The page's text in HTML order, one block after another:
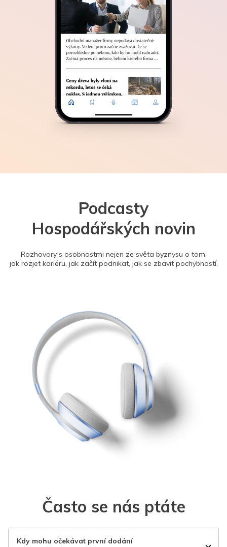
Podcasty
Hospodářských novin
Rozhovory s osobnostmi nejen ze světa byznysu o tom,
jak rozjet kariéru, jak začít podnikat, jak se zbavit pochybností.
Často se nás ptáte
Kdy mohu očekávat první dodání